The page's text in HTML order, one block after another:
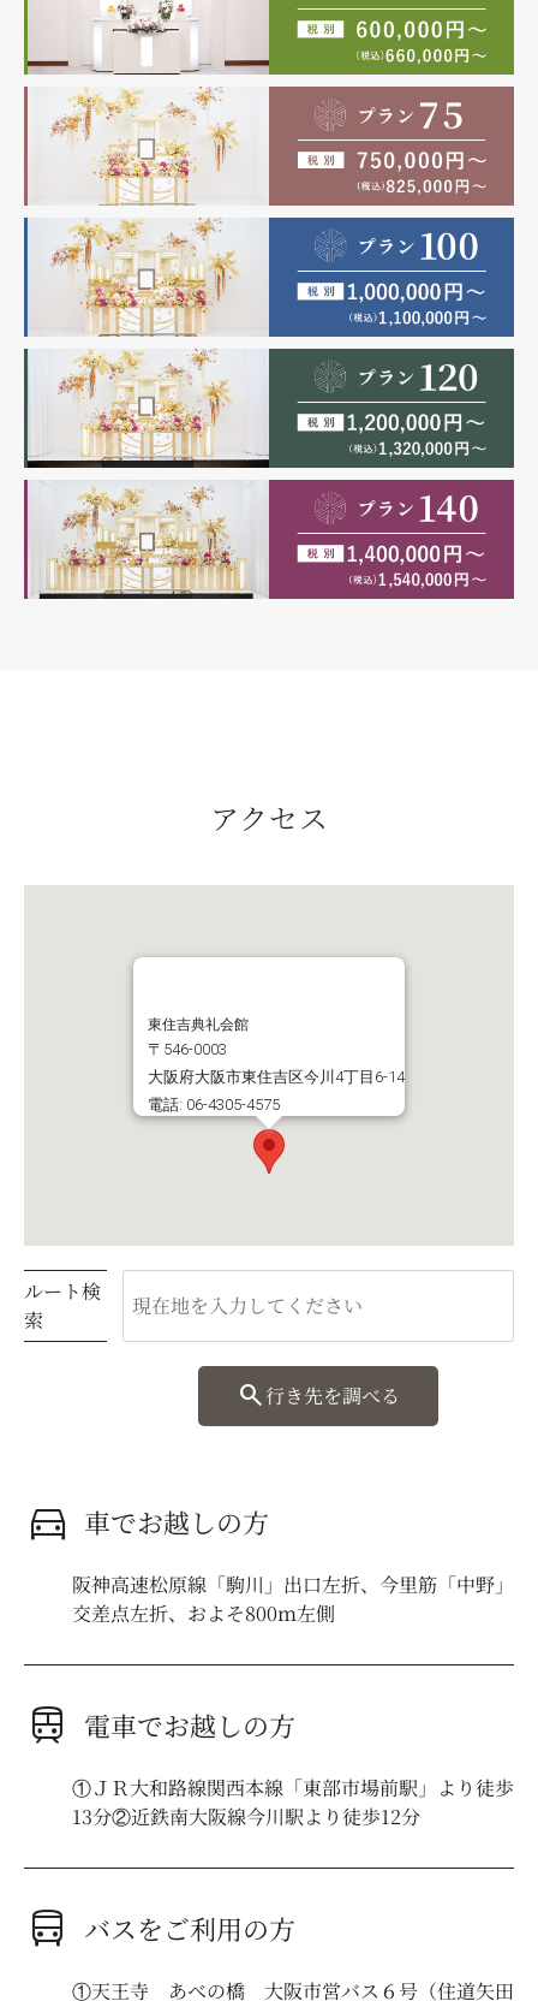
アクセス
東住吉典礼会館
〒546-0003
大阪府大阪市東住吉区今川4丁目6-14
電話: 06-4305-4575
ルート検
索
search行き先を調べる
directions_car 車でお越しの方
阪神高速松原線「駒川」出口左折、今里筋「中野」
交差点左折、およそ800ｍ左側
train 電車でお越しの方
①ＪＲ大和路線関西本線「東部市場前駅」より徒歩
13分②近鉄南大阪線今川駅より徒歩12分
directions_bus バスをご利用の方
①天王寺 あべの橋 大阪市営バス６号（住道矢田